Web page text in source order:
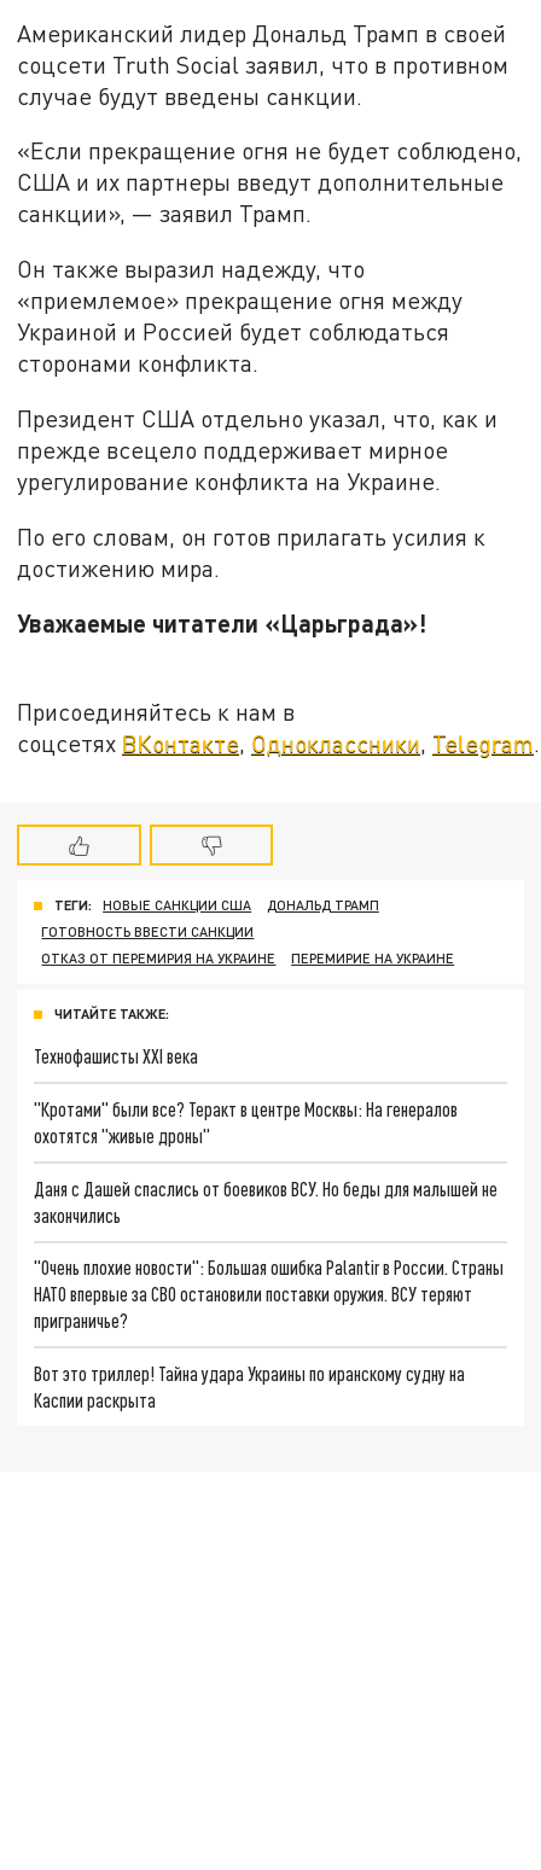
Американский лидер Дональд Трамп в своей
соцсети Truth Social заявил, что в противном
случае будут введены санкции.
«Если прекращение огня не будет соблюдено,
США и их партнеры введут дополнительные
санкции», — заявил Трамп.
Он также выразил надежду, что
«приемлемое» прекращение огня между
Украиной и Россией будет соблюдаться
сторонами конфликта.
Президент США отдельно указал, что, как и
прежде всецело поддерживает мирное
урегулирование конфликта на Украине.
По его словам, он готов прилагать усилия к
достижению мира.
Уважаемые читатели «Царьграда»!
Присоединяйтесь к нам в
соцсетях ВКонтакте, Одноклассники, Telegram.
ТЕГИ: НОВЫЕ САНКЦИИ США
ДОНАЛЬД ТРАМП
ГОТОВНОСТЬ ВВЕСТИ САНКЦИИ
ОТКАЗ ОТ ПЕРЕМИРИЯ НА УКРАИНЕ
ПЕРЕМИРИЕ НА УКРАИНЕ
ЧИТАЙТЕ ТАКЖЕ:
Технофашисты XXI века
"Кротами" были все? Теракт в центре Москвы: На генералов
охотятся "живые дроны"
Даня с Дашей спаслись от боевиков ВСУ. Но беды для малышей не
закончились
"Очень плохие новости": Большая ошибка Palantir в России. Страны
НАТО впервые за СВО остановили поставки оружия. ВСУ теряют
приграничье?
Вот это триллер! Тайна удара Украины по иранскому судну на
Каспии раскрыта